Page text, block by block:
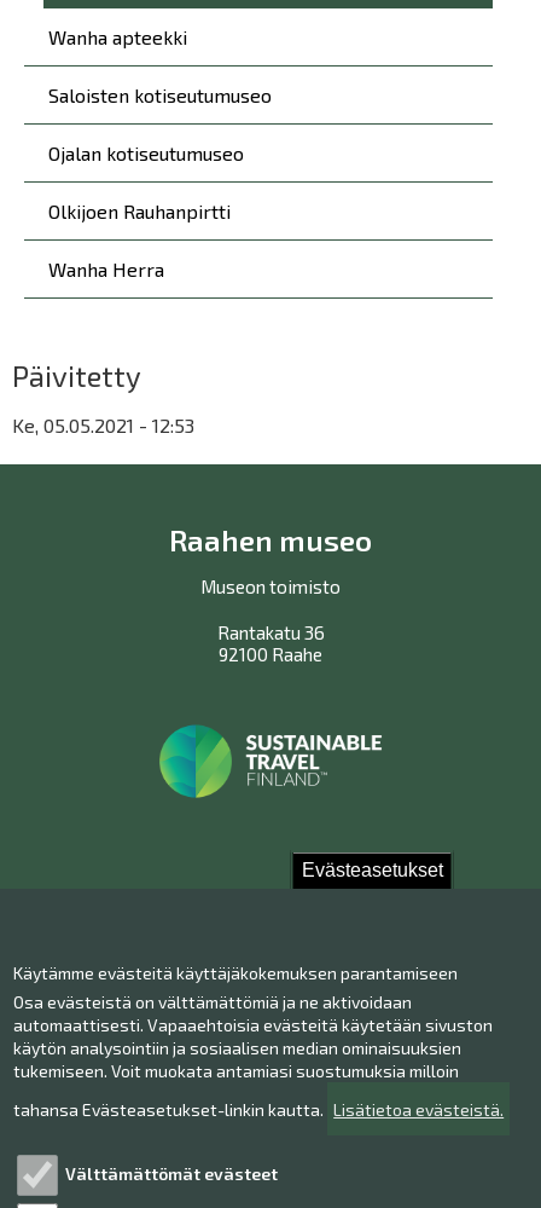
Evästeasetukset
Käytämme evästeitä käyttäjäkokemuksen parantamiseen
Osa evästeistä on välttämättömiä ja ne aktivoidaan
automaattisesti. Vapaaehtoisia evästeitä käytetään sivuston
käytön analysointiin ja sosiaalisen median ominaisuuksien
tukemiseen. Voit muokata antamiasi suostumuksia milloin
tahansa Evästeasetukset-linkin kautta. Lisätietoa evästeistä.
Välttämättömät evästeet
Wanha apteekki
Saloisten kotiseutumuseo
Ojalan kotiseutumuseo
Olkijoen Rauhanpirtti
Wanha Herra
Päivitetty
Ke, 05.05.2021 - 12:53
Raahen museo
Museon toimisto
Rantakatu 36
92100 Raahe
Yhteystiedot
Henkilökunta
Anna palautetta
Museo Facebookissa
Museo Instagramissa